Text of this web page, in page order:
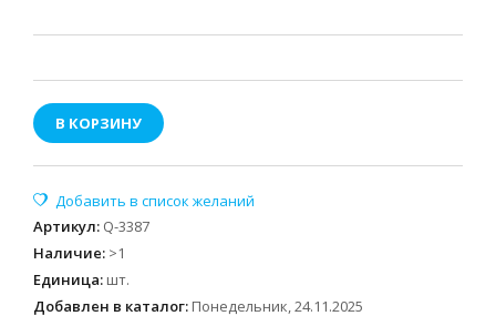
В КОРЗИНУ
Артикул: Q-3387
Наличие: >1
Единица: шт.
Добавлен в каталог: Понедельник, 24.11.2025